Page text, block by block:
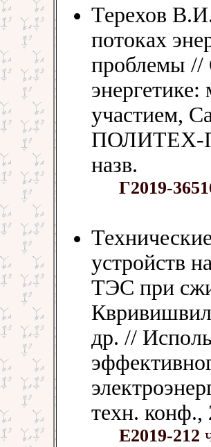
Терехов
потоках
проблемы //
участием,
ПОЛИТЕХ-
назв.
Г2019-
устройств
ТЭС при
др. //
техн.
Е2019-212